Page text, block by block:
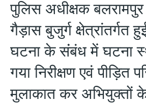
पुलिस अधीक्षक बलरामपुर
गैड़ास बुजुर्ग क्षेत्रांतर्गत
घटना के संंबंध में घटना
गया निरीक्षण एवं पीड़ित
मुलाकात कर अभियुक्तों के